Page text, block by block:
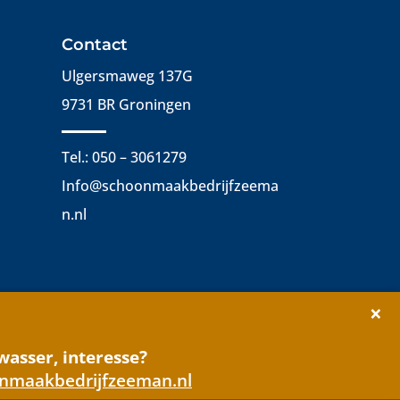
Contact
Ulgersmaweg 137G
9731 BR Groningen
Tel.: 050 – 3061279
Info@schoonmaakbedrijfzeema
n.nl
Copyright © 2022 Alle rechten voorbehouden
×
interesse?